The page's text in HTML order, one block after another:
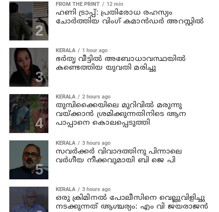
FROM THE PRINT 12 min
ഹണി ട്രാപ്പ്: പ്രതിരോധ രഹസ്യം
ചോർത്തിയ വിംഗ് കമാൻഡർ അറസ്റ്റിൽ
KERALA 1 hour ago
ഭര്‍തൃ വീട്ടില്‍ അബോധാവസ്ഥയില്‍
കണ്ടെത്തിയ യുവതി മരിച്ചു
KERALA 2 hours ago
തുമ്പിക്കൈയിലെ മുറിവില്‍ മരുന്നു
വയ്ക്കാന്‍ ശ്രമിക്കുന്നതിനിടെ ആന
പാപ്പാനെ കൊലപ്പെടുത്തി
KERALA 3 hours ago
സവര്‍ക്കര്‍ വിവാദത്തിനു പിന്നാലെ
വര്‍ഗീയ നീക്കവുമായി ബി ജെ പി
KERALA 3 hours ago
ഒരു ക്രിമിനല്‍ പോലീസിനെ വെല്ലുവിളിച്ചു
നടക്കുന്നത് ആശ്ചര്യം: എം വി ജയരാജന്‍